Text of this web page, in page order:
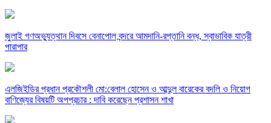
জুলাই গণঅভ্যুত্থান দিবসে বেনাপোল বন্দরে আমদানি-রপ্তানি বন্ধ, স্বাভাবিক যাত্রী
পারাপার
এলজিইডির প্রধান প্রকৌশলী মো:বেলাল হোসেন ও আব্দুল বারেকের বদলি ও নিয়োগ
বাণিজ্যের বিষয়টি অপপ্রচার : দাবি করেছেন প্রশাসন শাখা